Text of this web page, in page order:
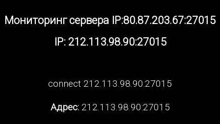
Мониторинг сервера IP:80.87.203.67:27015
IP: 212.113.98.90:27015
connect 212.113.98.90:27015
Адрес: 212.113.98.90:27015